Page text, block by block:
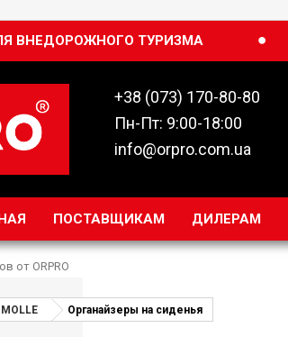
ВНЕДОРОЖНОГО ТУРИЗМА ●
+38 (073) 170-80-80
Пн-Пт: 9:00-18:00
info@orpro.com.ua
ПОСТАВЩИКАМ ДИЛЕРАМ
Органайзеры на сиденья